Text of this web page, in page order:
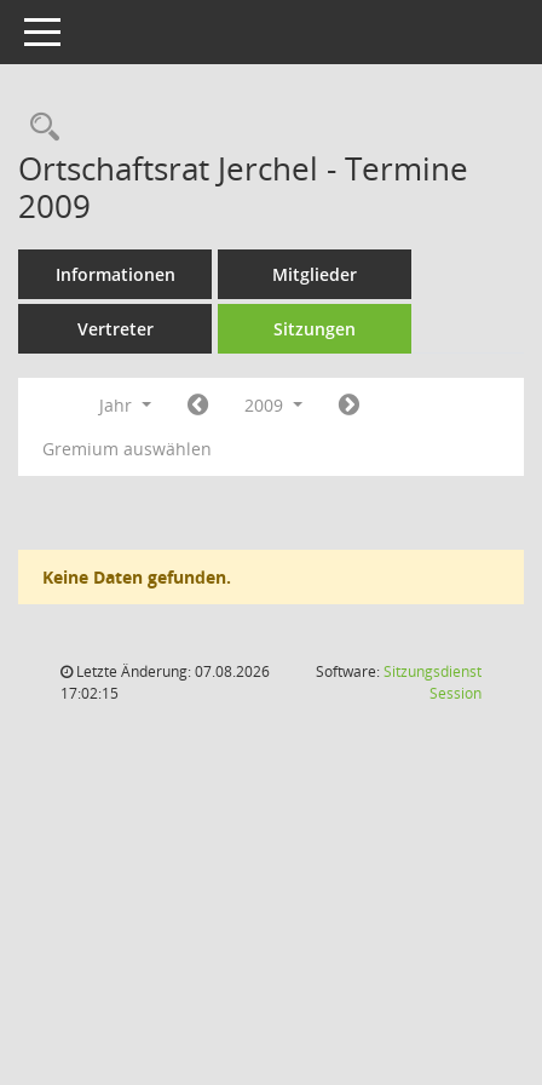
Toggle navigation
Rechercheauswahl
Ortschaftsrat Jerchel - Termine
2009
Informationen Mitglieder
Vertreter Sitzungen
Jahr
2009
Gremium auswählen
Keine Daten gefunden.
Letzte Änderung: 07.08.2026
17:02:15
Software:Sitzungsdienst
Session(Wird in